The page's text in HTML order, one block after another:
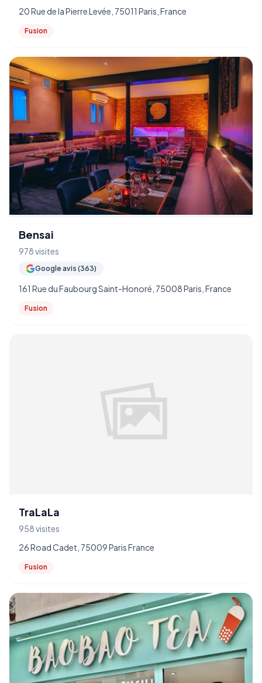
20 Rue de la Pierre Levée, 75011 Paris, France
Fusion
Bensai
978 visites
Google avis (363)
161 Rue du Faubourg Saint-Honoré, 75008 Paris, France
Fusion
TraLaLa
958 visites
26 Road Cadet, 75009 Paris France
Fusion